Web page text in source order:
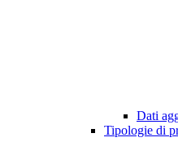
Dati
Tipologie di